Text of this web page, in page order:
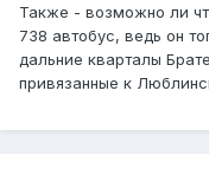
Также - возможно ли
738 автобус, ведь он
дальние кварталы
привязанные к